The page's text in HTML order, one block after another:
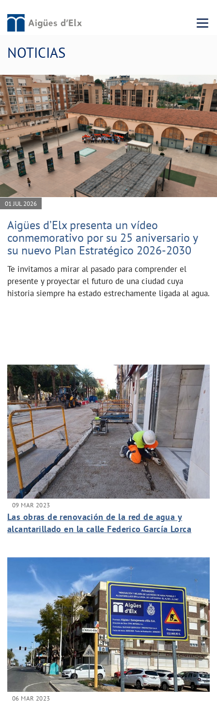
Menu
NOTICIAS
01 JUL 2026
Aigües d’Elx presenta un vídeo
conmemorativo por su 25 aniversario y
su nuevo Plan Estratégico 2026-2030
Te invitamos a mirar al pasado para comprender el
presente y proyectar el futuro de una ciudad cuya
historia siempre ha estado estrechamente ligada al agua.
09 MAR 2023
Las obras de renovación de la red de agua y
alcantarillado en la calle Federico García Lorca
06 MAR 2023